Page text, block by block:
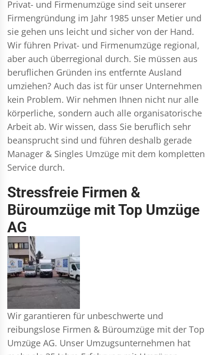
Privat- und Firmenumzüge sind seit unserer
Firmengründung im Jahr 1985 unser Metier und
sie gehen uns leicht und sicher von der Hand.
Wir führen Privat- und Firmenumzüge regional,
aber auch überregional durch. Sie müssen aus
beruflichen Gründen ins entfernte Ausland
umziehen? Auch das ist für unser Unternehmen
kein Problem. Wir nehmen Ihnen nicht nur alle
körperliche, sondern auch alle organisatorische
Arbeit ab. Wir wissen, dass Sie beruflich sehr
beansprucht sind und führen deshalb gerade
Manager & Singles Umzüge mit dem kompletten
Service durch.
Stressfreie Firmen &
Büroumzüge mit Top Umzüge
AG
Wir garantieren für unbeschwerte und
reibungslose Firmen & Büroumzüge mit der Top
Umzüge AG. Unser Umzugsunternehmen hat